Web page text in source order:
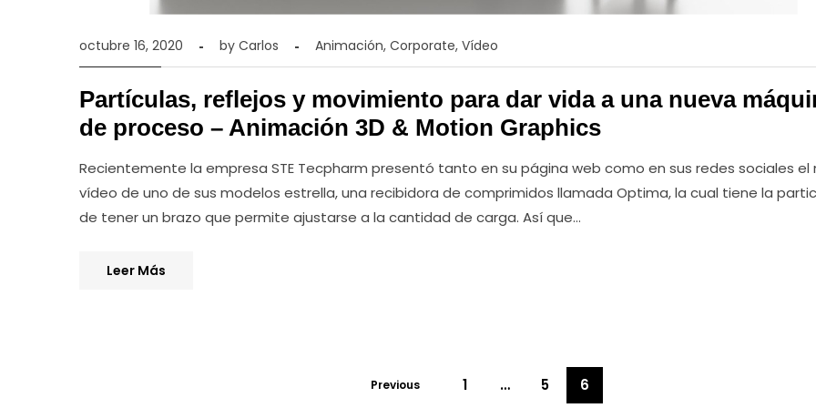
octubre 16, 2020 by Carlos Animación, Corporate, Vídeo
Partículas, reflejos y movimiento para dar vida a una nueva
de proceso – Animación 3D & Motion Graphics
Recientemente la empresa STE Tecpharm presentó tanto en su página web como en sus redes sociales el
vídeo de uno de sus modelos estrella, una recibidora de comprimidos llamada Optima, la cual tiene la
de tener un brazo que permite ajustarse a la cantidad de carga. Así que…
Leer Más
Previous 1 … 5 6